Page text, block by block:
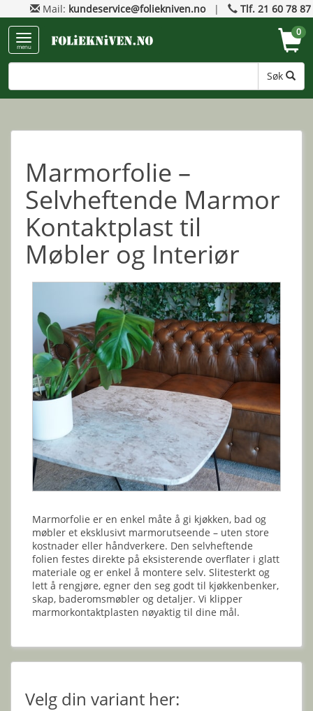
Mail: kundeservice@foliekniven.no| Tlf. 21 60 78 87
menu
Søk
0
Marmorfolie –
Selvheftende Marmor
Kontaktplast til
Møbler og Interiør
Marmorfolie er en enkel måte å gi kjøkken, bad og
møbler et eksklusivt marmorutseende – uten store
kostnader eller håndverkere. Den selvheftende
folien festes direkte på eksisterende overflater i glatt
materiale og er enkel å montere selv. Slitesterkt og
lett å rengjøre, egner den seg godt til kjøkkenbenker,
skap, baderomsmøbler og detaljer. Vi klipper
marmorkontaktplasten nøyaktig til dine mål.
Velg din variant her: